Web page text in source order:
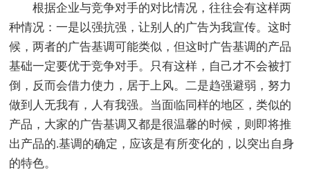
根据企业与竞争对手的对比情况，往往会有这样两
种情况：一是以强抗强，让别人的广告为我宣传。这时
候，两者的广告基调可能类似，但这时广告基调的产品
基础一定要优于竞争对手。只有这样，自己才不会被打
倒，反而会借力使力，居于上风。二是趋强避弱，努力
做到人无我有，人有我强。当面临同样的地区，类似的
产品，大家的广告基调又都是很温馨的时候，则即将推
出产品的.基调的确定，应该是有所变化的，以突出自身
的特色。